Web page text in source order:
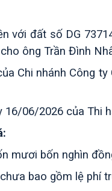
với đất số DG
ông Trần Đình
Chi nhánh Công
06/2026 của Thi
mươi bốn nghìn
bao gồm lệ phí